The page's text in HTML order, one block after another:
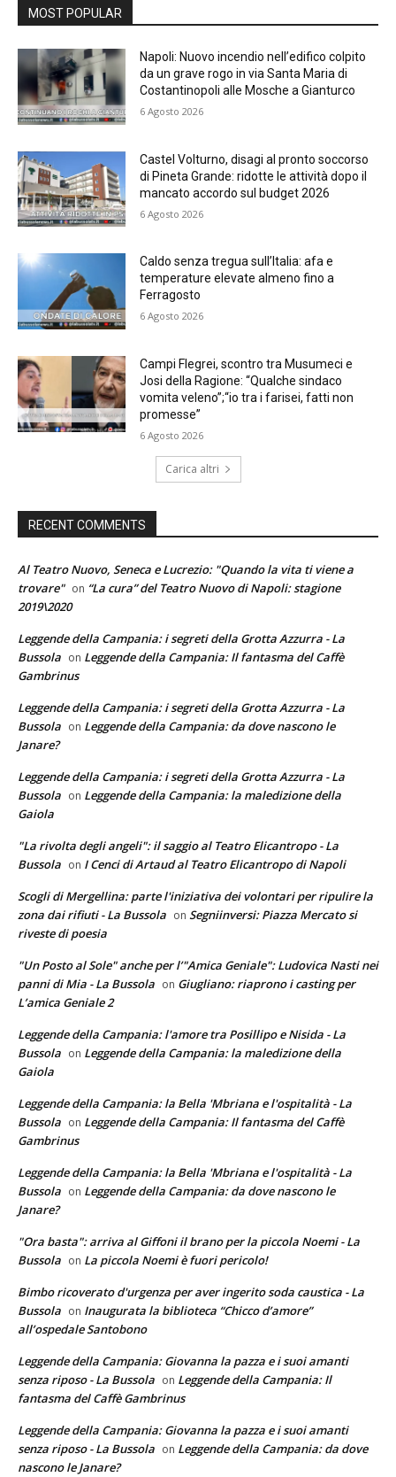
MOST POPULAR
Napoli: Nuovo incendio nell’edifico colpito
da un grave rogo in via Santa Maria di
Costantinopoli alle Mosche a Gianturco
6 Agosto 2026
Castel Volturno, disagi al pronto soccorso
di Pineta Grande: ridotte le attività dopo il
mancato accordo sul budget 2026
6 Agosto 2026
Caldo senza tregua sull’Italia: afa e
temperature elevate almeno fino a
Ferragosto
6 Agosto 2026
Campi Flegrei, scontro tra Musumeci e
Josi della Ragione: “Qualche sindaco
vomita veleno”;“io tra i farisei, fatti non
promesse”
6 Agosto 2026
Carica altri
RECENT COMMENTS
Al Teatro Nuovo, Seneca e Lucrezio: "Quando la vita ti viene a
trovare" on “La cura” del Teatro Nuovo di Napoli: stagione
2019\2020
Leggende della Campania: i segreti della Grotta Azzurra - La
Bussola on Leggende della Campania: Il fantasma del Caffè
Gambrinus
Leggende della Campania: i segreti della Grotta Azzurra - La
Bussola on Leggende della Campania: da dove nascono le
Janare?
Leggende della Campania: i segreti della Grotta Azzurra - La
Bussola on Leggende della Campania: la maledizione della
Gaiola
"La rivolta degli angeli": il saggio al Teatro Elicantropo - La
Bussola on I Cenci di Artaud al Teatro Elicantropo di Napoli
Scogli di Mergellina: parte l'iniziativa dei volontari per ripulire la
zona dai rifiuti - La Bussola on Segniinversi: Piazza Mercato si
riveste di poesia
"Un Posto al Sole" anche per l’"Amica Geniale": Ludovica Nasti nei
panni di Mia - La Bussola on Giugliano: riaprono i casting per
L’amica Geniale 2
Leggende della Campania: l'amore tra Posillipo e Nisida - La
Bussola on Leggende della Campania: la maledizione della
Gaiola
Leggende della Campania: la Bella 'Mbriana e l'ospitalità - La
Bussola on Leggende della Campania: Il fantasma del Caffè
Gambrinus
Leggende della Campania: la Bella 'Mbriana e l'ospitalità - La
Bussola on Leggende della Campania: da dove nascono le
Janare?
"Ora basta": arriva al Giffoni il brano per la piccola Noemi - La
Bussola on La piccola Noemi è fuori pericolo!
Bimbo ricoverato d'urgenza per aver ingerito soda caustica - La
Bussola on Inaugurata la biblioteca “Chicco d’amore”
all’ospedale Santobono
Leggende della Campania: Giovanna la pazza e i suoi amanti
senza riposo - La Bussola on Leggende della Campania: Il
fantasma del Caffè Gambrinus
Leggende della Campania: Giovanna la pazza e i suoi amanti
senza riposo - La Bussola on Leggende della Campania: da dove
nascono le Janare?